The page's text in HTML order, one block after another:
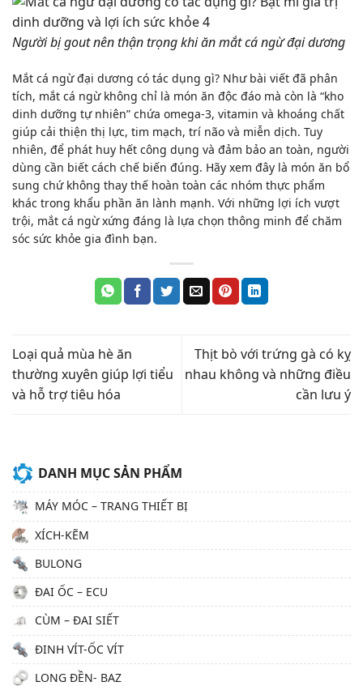
Người bị gout nên thận trọng khi ăn mắt cá ngừ đại dương
Mắt cá ngừ đại dương có tác dụng gì? Như bài viết đã phân
tích, mắt cá ngừ không chỉ là món ăn độc đáo mà còn là “kho
dinh dưỡng tự nhiên” chứa omega-3, vitamin và khoáng chất
giúp cải thiện thị lực, tim mạch, trí não và miễn dịch. Tuy
nhiên, để phát huy hết công dụng và đảm bảo an toàn, người
dùng cần biết cách chế biến đúng. Hãy xem đây là món ăn bổ
sung chứ không thay thế hoàn toàn các nhóm thực phẩm
khác trong khẩu phần ăn lành mạnh. Với những lợi ích vượt
trội, mắt cá ngừ xứng đáng là lựa chọn thông minh để chăm
sóc sức khỏe gia đình bạn.
Loại quả mùa hè ăn
thường xuyên giúp lợi tiểu
và hỗ trợ tiêu hóa
Thịt bò với trứng gà có kỵ
nhau không và những điều
cần lưu ý
DANH MỤC SẢN PHẨM
MÁY MÓC – TRANG THIẾT BỊ
XÍCH-KẼM
BULONG
ĐAI ỐC – ECU
CÙM – ĐAI SIẾT
ĐINH VÍT-ỐC VÍT
LONG ĐỀN- BAZ